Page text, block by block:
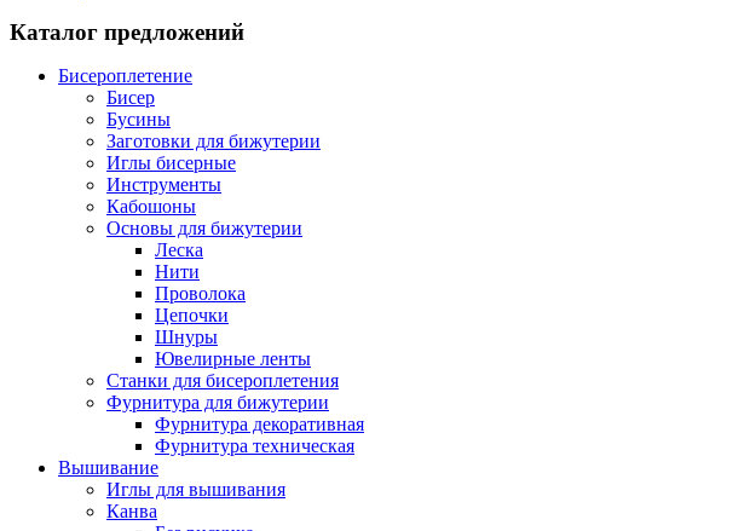
Каталог предложений
Бисероплетение
Бисер
Бусины
Заготовки для бижутерии
Иглы бисерные
Инструменты
Кабошоны
Основы для бижутерии
Леска
Нити
Проволока
Цепочки
Шнуры
Ювелирные ленты
Станки для бисероплетения
Фурнитура для бижутерии
Фурнитура декоративная
Фурнитура техническая
Вышивание
Иглы для вышивания
Канва